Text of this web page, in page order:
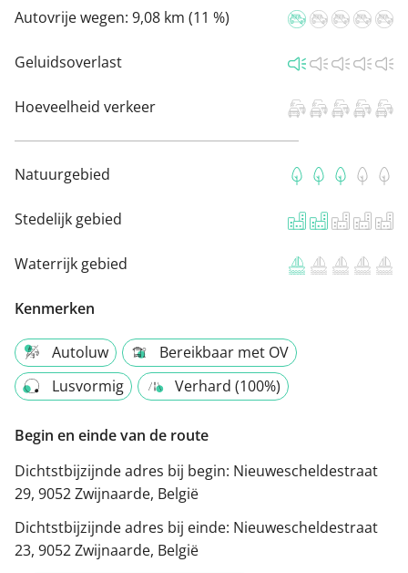
Autovrije wegen: 9,08 km (11 %)
Geluidsoverlast
Hoeveelheid verkeer
Natuurgebied
Stedelijk gebied
Waterrijk gebied
Kenmerken
Autoluw
Bereikbaar met OV
Lusvormig
Verhard (100%)
Begin en einde van de route
Dichtstbijzijnde adres bij begin: Nieuwescheldestraat
29, 9052 Zwijnaarde, België
Dichtstbijzijnde adres bij einde: Nieuwescheldestraat
23, 9052 Zwijnaarde, België